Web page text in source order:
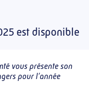
est disponible
vous présente son
pour l’année